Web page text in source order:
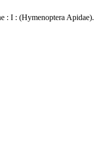
: I : (Hymenoptera Apidae).